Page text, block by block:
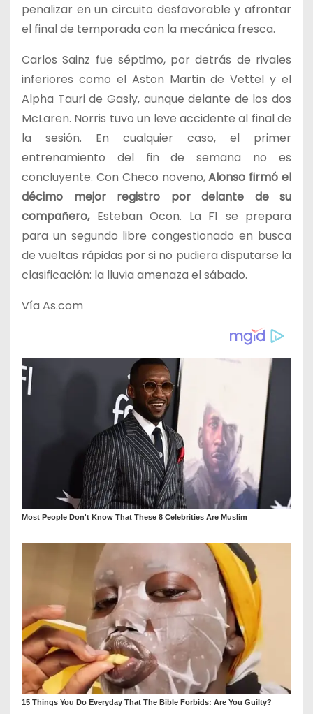
penalizar en un circuito desfavorable y afrontar
el final de temporada con la mecánica fresca.
Carlos Sainz fue séptimo, por detrás de rivales
inferiores como el Aston Martin de Vettel y el
Alpha Tauri de Gasly, aunque delante de los dos
McLaren. Norris tuvo un leve accidente al final de
la sesión. En cualquier caso, el primer
entrenamiento del fin de semana no es
concluyente. Con Checo noveno,Alonso firmó el
décimo mejor registro por delante de su
compañero,Esteban Ocon. La F1 se prepara
para un segundo libre congestionado en busca
de vueltas rápidas por si no pudiera disputarse la
clasificación: la lluvia amenaza el sábado.
Vía As.com